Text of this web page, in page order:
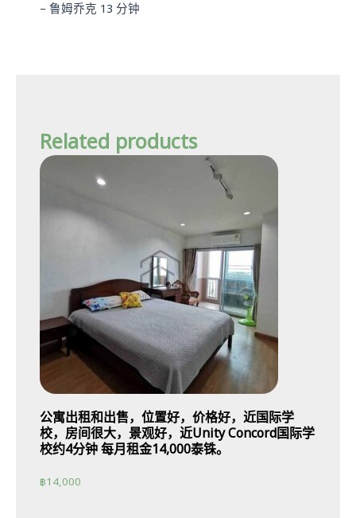
– 鲁姆乔克 13 分钟
Related products
公寓出租和出售，位置好，价格好，近国际学
校，房间很大，景观好，近Unity Concord国际学
校约4分钟 每月租金14,000泰铢。
฿14,000